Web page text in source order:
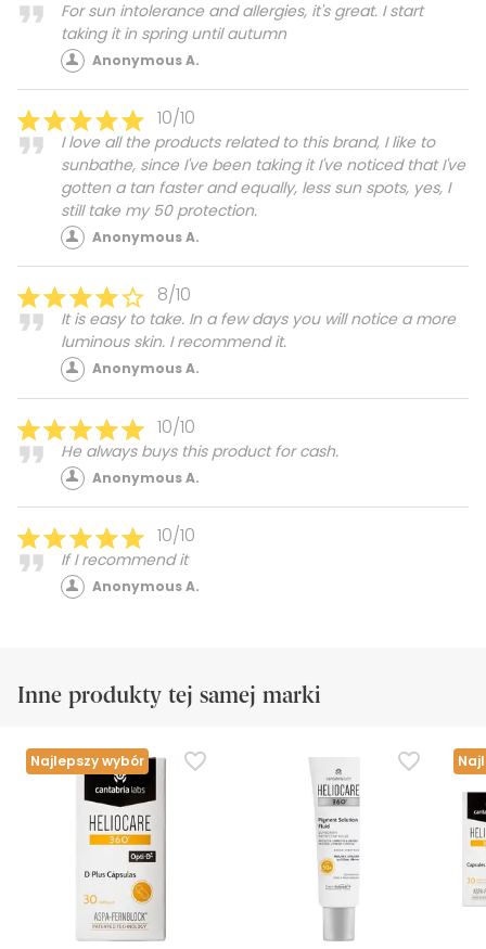
For sun intolerance and allergies, it's great. I start
taking it in spring until autumn
Anonymous A.
10/10
I love all the products related to this brand, I like to
sunbathe, since I've been taking it I've noticed that I've
gotten a tan faster and equally, less sun spots, yes, I
still take my 50 protection.
Anonymous A.
8/10
It is easy to take. In a few days you will notice a more
luminous skin. I recommend it.
Anonymous A.
10/10
He always buys this product for cash.
Anonymous A.
10/10
If I recommend it
Anonymous A.
Inne produkty tej samej marki
Najlepszy wybór